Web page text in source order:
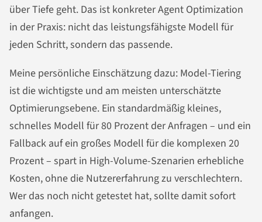
über Tiefe geht. Das ist konkreter Agent Optimization
in der Praxis: nicht das leistungsfähigste Modell für
jeden Schritt, sondern das passende.
Meine persönliche Einschätzung dazu: Model-Tiering
ist die wichtigste und am meisten unterschätzte
Optimierungsebene. Ein standardmäßig kleines,
schnelles Modell für 80 Prozent der Anfragen – und ein
Fallback auf ein großes Modell für die komplexen 20
Prozent – spart in High-Volume-Szenarien erhebliche
Kosten, ohne die Nutzererfahrung zu verschlechtern.
Wer das noch nicht getestet hat, sollte damit sofort
anfangen.